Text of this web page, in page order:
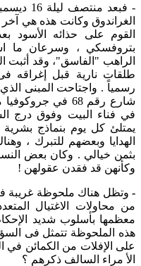
الغراندوق وكانت هذه هي آخر
القوم على حذائه الأسود
بتروفسكي ، وسرعان ما
الراهب "الفاسق"، وقد أثبت
طلقات نارية قبل إغراقه
رسمياً . واجتاحت المبنى
شارع رقم 68 في
في فناء البيت وفوق درج
يمتلئ كل يوم بنماذج
الهدايا وبعضهم للتبرك ،
بثمن خيالي . وكان بعض
وكأنهن قد فقدن عقولهن !
وتظل هناك ملحوظة غريبة
من محاولات الاغتيال
معظمها بأسلوب شديد
هذه الملحوظة تتمثل فى
على الإفلات من الكمائن في
الأ مراء السالف ذكرهم ؟